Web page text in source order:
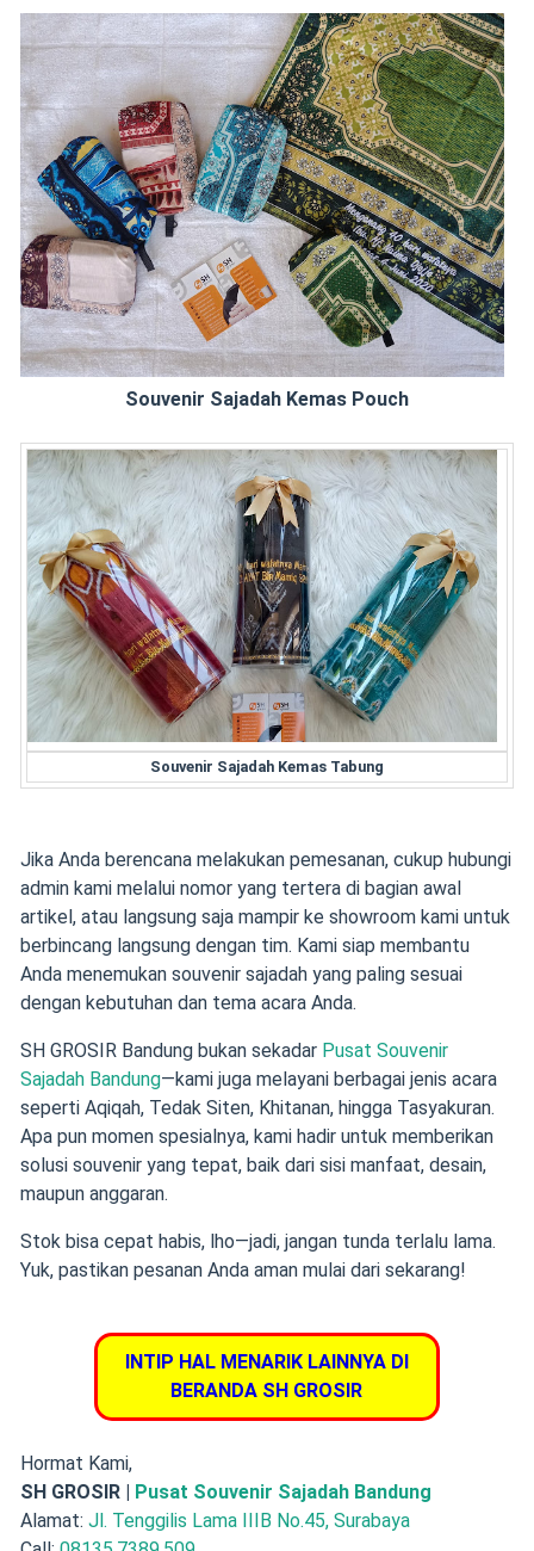
Souvenir Sajadah Kemas Pouch
Souvenir Sajadah Kemas Tabung
Jika Anda berencana melakukan pemesanan, cukup hubungi
admin kami melalui nomor yang tertera di bagian awal
artikel, atau langsung saja mampir ke showroom kami untuk
berbincang langsung dengan tim. Kami siap membantu
Anda menemukan souvenir sajadah yang paling sesuai
dengan kebutuhan dan tema acara Anda.
SH GROSIR Bandung bukan sekadar Pusat Souvenir
Sajadah Bandung—kami juga melayani berbagai jenis acara
seperti Aqiqah, Tedak Siten, Khitanan, hingga Tasyakuran.
Apa pun momen spesialnya, kami hadir untuk memberikan
solusi souvenir yang tepat, baik dari sisi manfaat, desain,
maupun anggaran.
Stok bisa cepat habis, lho—jadi, jangan tunda terlalu lama.
Yuk, pastikan pesanan Anda aman mulai dari sekarang!
INTIP HAL MENARIK LAINNYA DI
BERANDA SH GROSIR
Hormat Kami,
SH GROSIR | Pusat Souvenir Sajadah Bandung
Alamat: Jl. Tenggilis Lama IIIB No.45, Surabaya